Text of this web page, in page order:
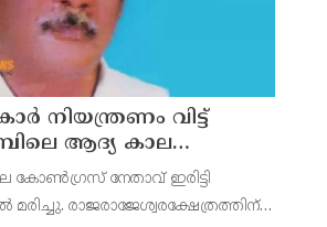
നിയന്ത്രണം വിട്ട്
ആദ്യ കാല
മരിച്ചു
കോണ്‍ഗ്രസ് നേതാവ് ഇരിട്ടി
രാജരാജേശ്വരക്ഷേത്രത്തിന്